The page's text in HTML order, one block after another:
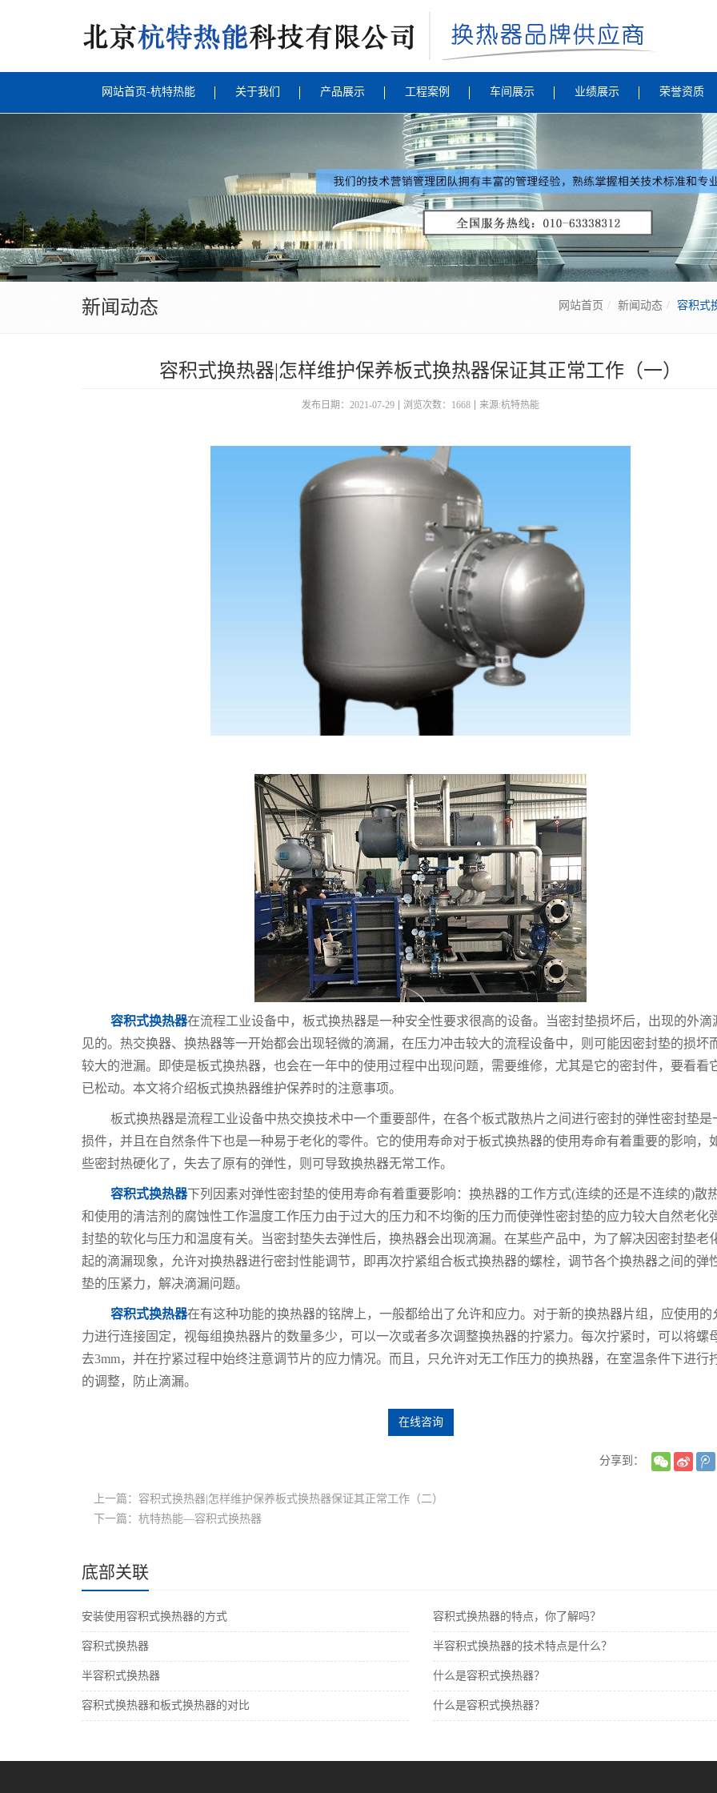
网站首页-杭特热能 关于我们 产品展示 工程案例 车间展示 业绩展示 荣誉资质
新闻动态 网站首页 新闻动态 容积式
容积式换热器|怎样维护保养板式换热器保证其正常工作（一）
发布日期：2021-07-29 浏览次数：1668 来源:杭特热能
容积式换热器在流程工业设备中，板式换热器是一种安全性要求很高的设备。当密封垫损坏后，出现的外滴
见的。热交换器、换热器等一开始都会出现轻微的滴漏，在压力冲击较大的流程设备中，则可能因密封垫的损坏
较大的泄漏。即使是板式换热器，也会在一年中的使用过程中出现问题，需要维修，尤其是它的密封件，要看看
已松动。本文将介绍板式换热器维护保养时的注意事项。
板式换热器是流程工业设备中热交换技术中一个重要部件，在各个板式散热片之间进行密封的弹性密封垫是
损件，并且在自然条件下也是一种易于老化的零件。它的使用寿命对于板式换热器的使用寿命有着重要的影响，
些密封热硬化了，失去了原有的弹性，则可导致换热器无常工作。
容积式换热器下列因素对弹性密封垫的使用寿命有着重要影响：换热器的工作方式(连续的还是不连续的)散
和使用的清洁剂的腐蚀性工作温度工作压力由于过大的压力和不均衡的压力而使弹性密封垫的应力较大自然老化
封垫的软化与压力和温度有关。当密封垫失去弹性后，换热器会出现滴漏。在某些产品中，为了解决因密封垫老
起的滴漏现象，允许对换热器进行密封性能调节，即再次拧紧组合板式换热器的螺栓，调节各个换热器之间的弹
垫的压紧力，解决滴漏问题。
容积式换热器在有这种功能的换热器的铭牌上，一般都给出了允许和应力。对于新的换热器片组，应使用的
力进行连接固定，视每组换热器片的数量多少，可以一次或者多次调整换热器的拧紧力。每次拧紧时，可以将螺
去3mm，并在拧紧过程中始终注意调节片的应力情况。而且，只允许对无工作压力的换热器，在室温条件下进行
的调整，防止滴漏。
在线咨询
分享到：
上一篇：容积式换热器|怎样维护保养板式换热器保证其正常工作（二）
下一篇：杭特热能—容积式换热器
底部关联
安装使用容积式换热器的方式 容积式换热器​的特点，你了解吗？
容积式换热器 半容积式换热器的技术特点是什么？
半容积式换热器 什么是容积式换热器？
容积式换热器和板式换热器的对比 什么是容积式换热器？